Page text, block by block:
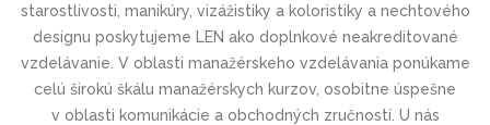
starostlivosti, manikúry, vizážistiky a koloristiky a nechtového
designu poskytujeme LEN ako doplnkové neakreditované
vzdelávanie. V oblasti manažérskeho vzdelávania ponúkame
celú širokú škálu manažérskych kurzov, osobitne úspešne
v oblasti komunikácie a obchodných zručností. U nás